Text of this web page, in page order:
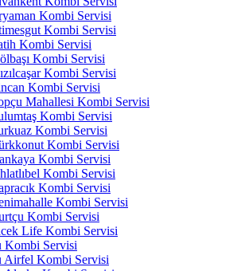
Kombi Servisi
Kombi Servisi
Kombi Servisi
Kombi Servisi
Kombi Servisi
Kombi Servisi
Mahallesi Kombi Servisi
Kombi Servisi
Kombi Servisi
Kombi Servisi
Kombi Servisi
Kombi Servisi
Kombi Servisi
Kombi Servisi
Kombi Servisi
Life Kombi Servisi
Kombi Servisi
Airfel Kombi Servisi